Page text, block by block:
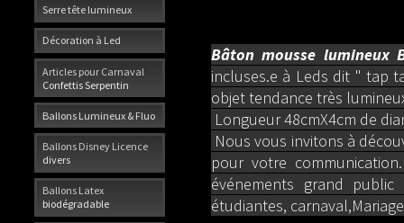
Serre tête lumineux
Décoration à Led
Articles pour Carnaval
Confettis Serpentin
Ballons Lumineux & Fluo
Ballons Disney Licence
divers
Ballons Latex
biodégradable
Bâton mousse lumineux
incluses.e à Leds dit " tap
objet tendance très
Longueur 48cmX4cm de
Nous vous invitons à
pour votre
événements grand
étudiantes,